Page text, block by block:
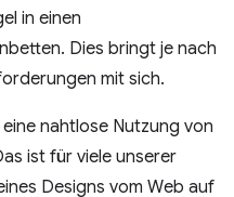
in einen
Dies bringt je nach
mit sich.
nahtlose Nutzung von
ist für viele unserer
Designs vom Web auf